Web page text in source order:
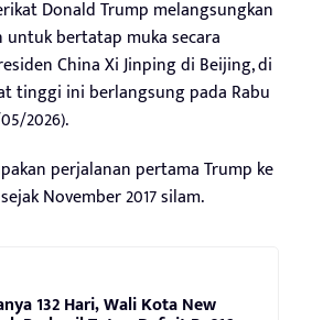
Donald Trump melangsungkan
untuk bertatap muka secara
China Xi Jinping di Beijing, di
tinggi ini berlangsung pada Rabu
2026).
perjalanan pertama Trump ke
November 2017 silam.
132 Hari, Wali Kota New